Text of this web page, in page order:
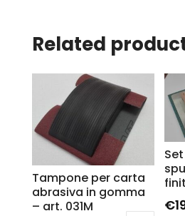
Related
Tampone per carta
abrasiva in gomma
– art. 031M
€